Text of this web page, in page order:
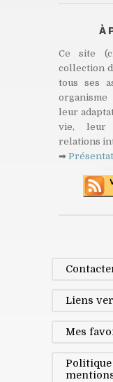
À
Ce site
collection
tous ses
leur
vie, leur
relations
➡
Liens
Mes